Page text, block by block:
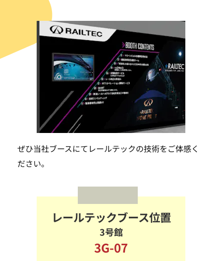
ぜひ当社ブースにてレールテックの技術をご体感く
ださい。
レールテックブース位置
3号館
3G-07